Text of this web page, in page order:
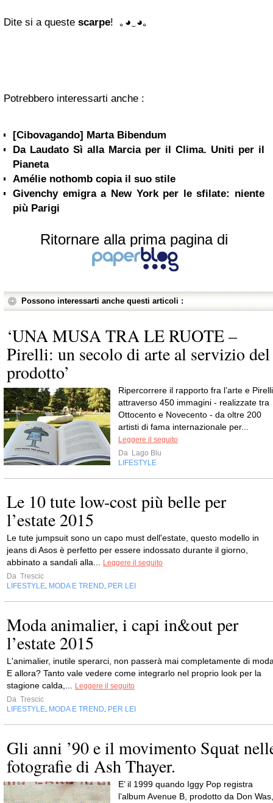
Dite si a queste scarpe! ｡◕‿◕｡
Potrebbero interessarti anche :
[Cibovagando] Marta Bibendum
Da Laudato Sì alla Marcia per il Clima. Uniti per il
Pianeta
Amélie nothomb copia il suo stile
Givenchy emigra a New York per le sfilate: niente
più Parigi
Ritornare alla prima pagina di
Possono interessarti anche questi articoli :
‘UNA MUSA TRA LE RUOTE –
Pirelli: un secolo di arte al servizio del
prodotto’
Ripercorrere il rapporto fra l’arte e Pirelli
attraverso 450 immagini - realizzate tra
Ottocento e Novecento - da oltre 200
artisti di fama internazionale per...
Leggere il seguito
Da Lago Blu
LIFESTYLE
Le 10 tute low-cost più belle per
l’estate 2015
Le tute jumpsuit sono un capo must dell'estate, questo modello in
jeans di Asos è perfetto per essere indossato durante il giorno,
abbinato a sandali alla...
Leggere il seguito
Da Trescic
LIFESTYLE MODA E TREND PER LEI
Moda animalier, i capi in&out per
l’estate 2015
L'animalier, inutile sperarci, non passerà mai completamente di
E allora? Tanto vale vedere come integrarlo nel proprio look per la
stagione calda,...
Leggere il seguito
Da Trescic
LIFESTYLE MODA E TREND PER LEI
Gli anni ’90 e il movimento Squat
fotografie di Ash Thayer.
E’ il 1999 quando Iggy Pop registra
l’album Avenue B, prodotto da Don Was,